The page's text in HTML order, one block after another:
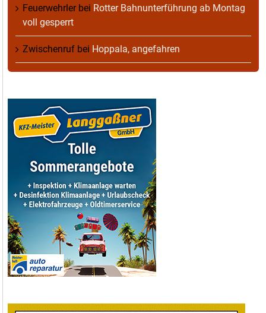
Feuerwehrlerbei Rotter Bahnunterführung ab Montag
voll gesperrt
Zwischenruf bei Hoppala, angefahren